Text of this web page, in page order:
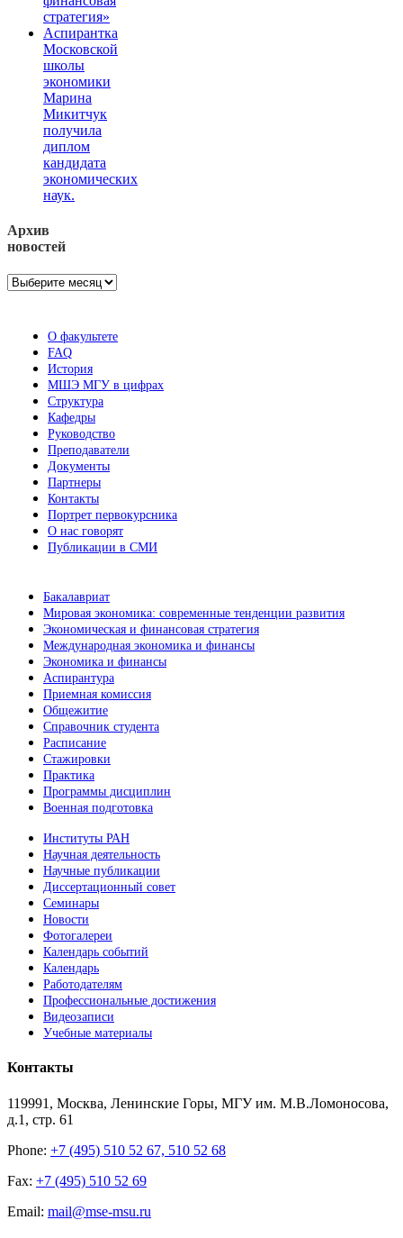
стратегия»
Аспирантка
Московской
школы
экономики
Марина
Микитчук
получила
диплом
кандидата
экономических
наук.
Архив
новостей
Архив
О факультете
FAQ
История
МШЭ МГУ в цифрах
Структура
Кафедры
Руководство
Преподаватели
Документы
Партнеры
Контакты
Портрет первокурсника
О нас говорят
Публикации в СМИ
Бакалавриат
Мировая экономика: современные тенденции развития
Экономическая и финансовая стратегия
Международная экономика и финансы
Экономика и финансы
Аспирантура
Приемная комиссия
Общежитие
Справочник студента
Расписание
Стажировки
Практика
Программы дисциплин
Военная подготовка
Институты РАН
Научная деятельность
Научные публикации
Диссертационный совет
Семинары
Новости
Фотогалереи
Календарь событий
Календарь
Работодателям
Профессиональные достижения
Видеозаписи
Учебные материалы
Контакты
119991, Москва, Ленинские Горы, МГУ им. М.В.Ломоносова,
д.1, стр. 61
Phone: +7 (495) 510 52 67, 510 52 68
Fax: +7 (495) 510 52 69
Email: mail@mse-msu.ru